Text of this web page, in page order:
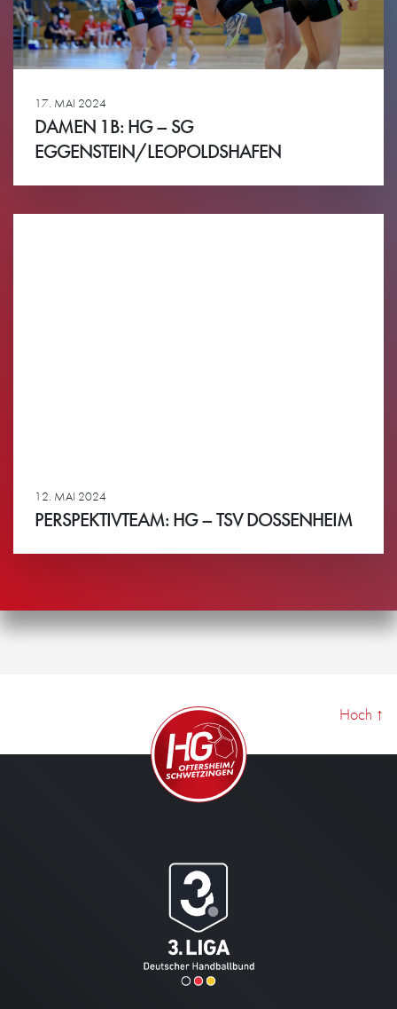
17. MAI 2024
DAMEN 1B: HG – SG
EGGENSTEIN/LEOPOLDSHAFEN
12. MAI 2024
PERSPEKTIVTEAM: HG – TSV DOSSENHEIM
Hoch ↑